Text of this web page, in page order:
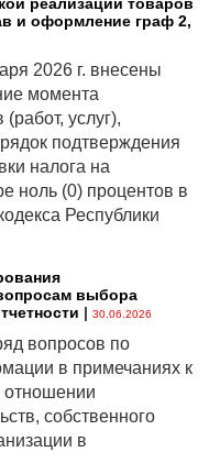
и оформление граф 2,
2026 г. внесены
момента
услуг),
подтверждения
налога на
ноль (0) процентов в
Республики
выбора
| 30.06.2026
вопросов по
в примечаниях к
отношении
собственного
в